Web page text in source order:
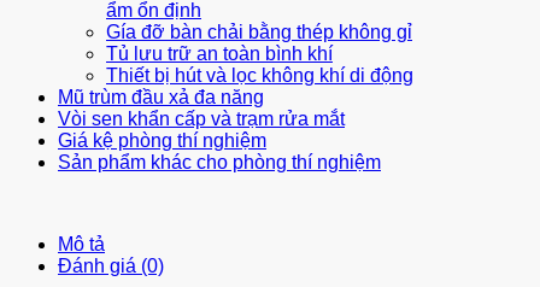
ẩm ổn định
Gía đỡ bàn chải bằng thép không gỉ
Tủ lưu trữ an toàn bình khí
Thiết bị hút và lọc không khí di động
Mũ trùm đầu xả đa năng
Vòi sen khẩn cấp và trạm rửa mắt
Giá kệ phòng thí nghiệm
Sản phẩm khác cho phòng thí nghiệm
Mô tả
Đánh giá (0)